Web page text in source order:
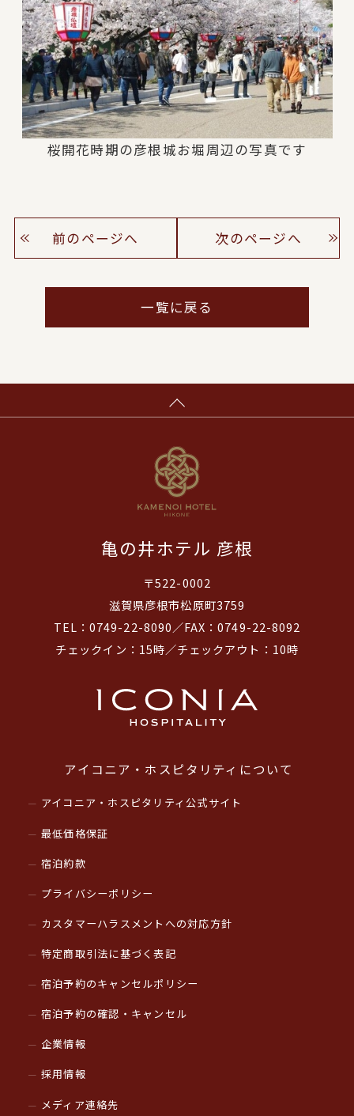
桜開花時期の彦根城お堀周辺の写真です
前のページへ 次のページへ
一覧に戻る
亀の井ホテル 彦根
〒522-0002
滋賀県彦根市松原町3759
TEL：0749-22-8090／FAX：0749-22-8092
チェックイン：15時／チェックアウト：10時
アイコニア・ホスピタリティについて
アイコニア・ホスピタリティ公式サイト
最低価格保証
宿泊約款
プライバシーポリシー
カスタマーハラスメントへの対応方針
特定商取引法に基づく表記
宿泊予約のキャンセルポリシー
宿泊予約の確認・キャンセル
企業情報
採用情報
メディア連絡先